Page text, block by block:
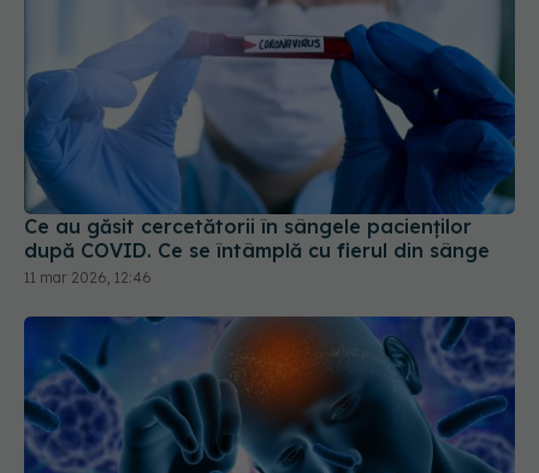
Ce au găsit cercetătorii în sângele pacienților
după COVID. Ce se întâmplă cu fierul din sânge
11 mar 2026, 12:46